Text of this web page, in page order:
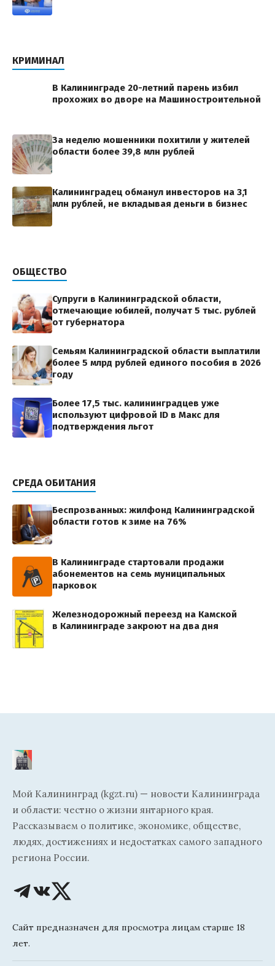
КРИМИНАЛ
В Калининграде 20-летний парень избил
прохожих во дворе на Машиностроительной
За неделю мошенники похитили у жителей
области более 39,8 млн рублей
Калининградец обманул инвесторов на 3,1
млн рублей, не вкладывая деньги в бизнес
ОБЩЕСТВО
Супруги в Калининградской области,
отмечающие юбилей, получат 5 тыс. рублей
от губернатора
Семьям Калининградской области выплатили
более 5 млрд рублей единого пособия в 2026
году
Более 17,5 тыс. калининградцев уже
используют цифровой ID в Макс для
подтверждения льгот
СРЕДА ОБИТАНИЯ
Беспрозванных: жилфонд Калининградской
области готов к зиме на 76%
В Калининграде стартовали продажи
абонементов на семь муниципальных
парковок
Железнодорожный переезд на Камской
в Калининграде закроют на два дня
Мой Калининград (kgzt.ru) — новости Калининграда
и области: честно о жизни янтарного края.
Рассказываем о политике, экономике, обществе,
людях, достижениях и недостатках самого западного
региона России.
Сайт предназначен для просмотра лицам старше 18
лет.